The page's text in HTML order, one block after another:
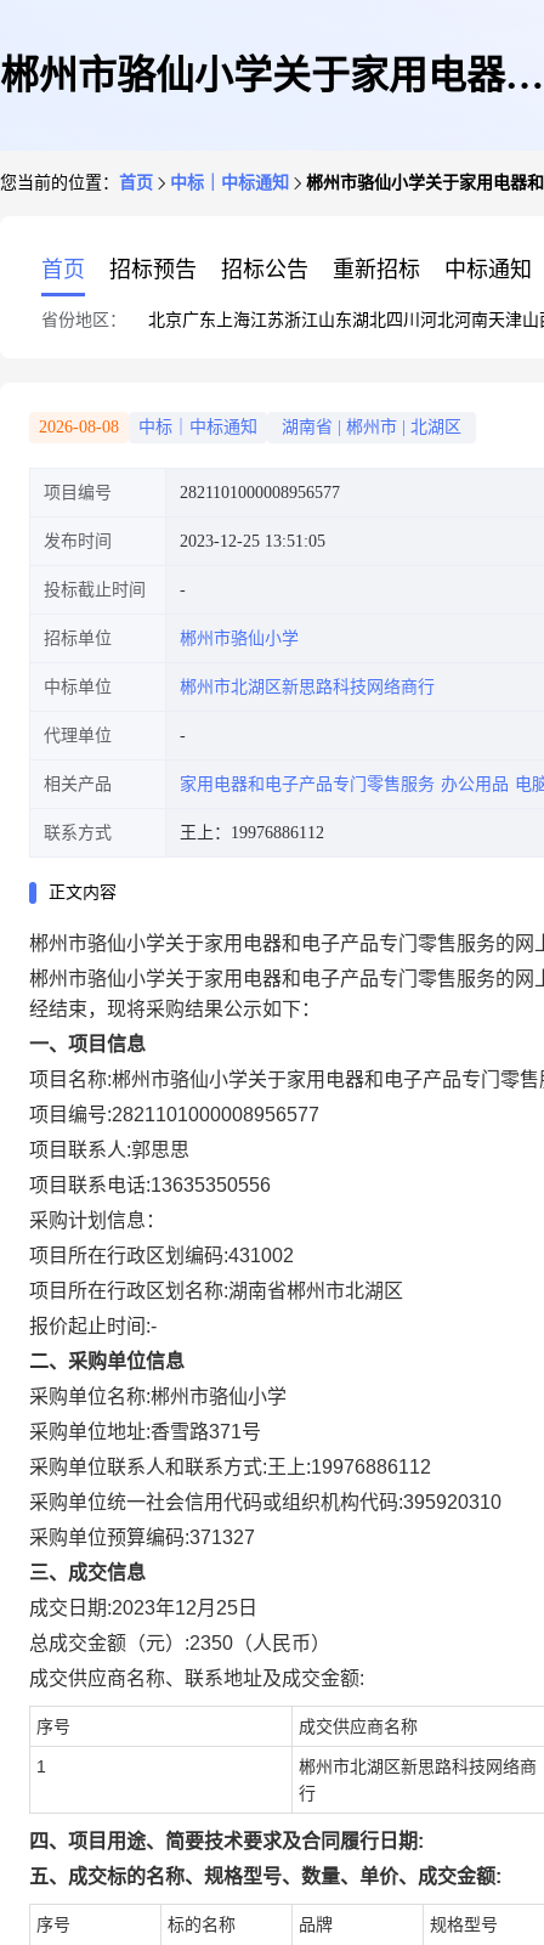
郴州市骆仙小学关于家用电器和
您当前的位置： 首页 中标｜中标通知 郴州市骆仙小学关于家用电器
首页 招标预告 招标公告 重新招标 中标通知
省份地区： 北京广东 上海江苏浙江山东湖北四川 河北河南天津山
2026-08-08 中标｜中标通知 湖南省 郴州市 北湖区
项目编号 2821101000008956577
发布时间 2023-12-25 13:51:05
投标截止时间
招标单位 郴州市骆仙小学
中标单位 郴州市北湖区新思路科技网络商行
代理单位
相关产品 家用电器和电子产品专门零售服务 办公用品 电
联系方式 王上：19976886112
正文内容
郴州市骆仙小学关于家用电器和电子产品专门零售服务的网
郴州市骆仙小学关于家用电器和电子产品专门零售服务的网
经结束，现将采购结果公示如下：
一、项目信息
项目名称:郴州市骆仙小学关于家用电器和电子产品专门零
项目编号:2821101000008956577
项目联系人:郭思思
项目联系电话:13635350556
采购计划信息：
项目所在行政区划编码:431002
项目所在行政区划名称:湖南省郴州市北湖区
报价起止时间:-
二、采购单位信息
采购单位名称:郴州市骆仙小学
采购单位地址:香雪路371号
采购单位联系人和联系方式:王上:19976886112
采购单位统一社会信用代码或组织机构代码:395920310
采购单位预算编码:371327
三、成交信息
成交日期:2023年12月25日
总成交金额（元）:2350 （人民币）
成交供应商名称、联系地址及成交金额:
序号 成交供应商名称
1
郴州市北湖区新思路科技网络商
行
四、项目用途、简要技术要求及合同履行日期:
五、成交标的名称、规格型号、数量、单价、成交金额:
序号 标的名称 品牌 规格型号